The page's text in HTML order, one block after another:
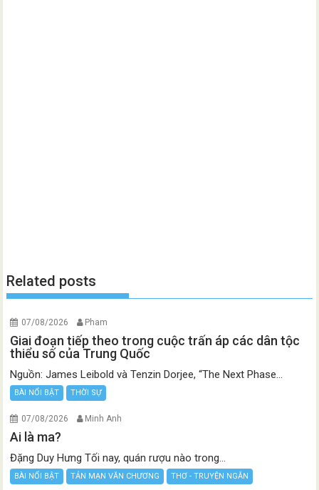
Related posts
07/08/2026 Pham
Giai đoạn tiếp theo trong cuộc trấn áp các dân tộc
thiểu số của Trung Quốc
Nguồn: James Leibold và Tenzin Dorjee, “The Next Phase...
BÀI NỔI BẬT THỜI SỰ
07/08/2026 Minh Anh
Ai là ma?
Đặng Duy Hưng Tối nay, quán rượu nào trong...
BÀI NỔI BẬT TẢN MẠN VĂN CHƯƠNG THƠ - TRUYỆN NGẮN